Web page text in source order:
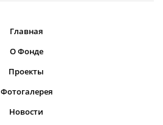
Главная
О Фонде
Проекты
Фотогалерея
Новости